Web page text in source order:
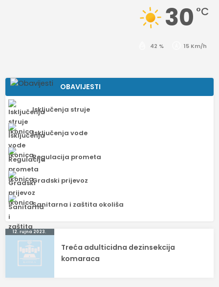
30 °C
42 % 15 Km/h
OBAVIJESTI
Isključenja struje
Isključenja vode
Regulacija prometa
Gradski prijevoz
Sanitarna i zaštita okoliša
Navigacija
objava
12. rujna 2023.
Treća adulticidna dezinsekcija
komaraca